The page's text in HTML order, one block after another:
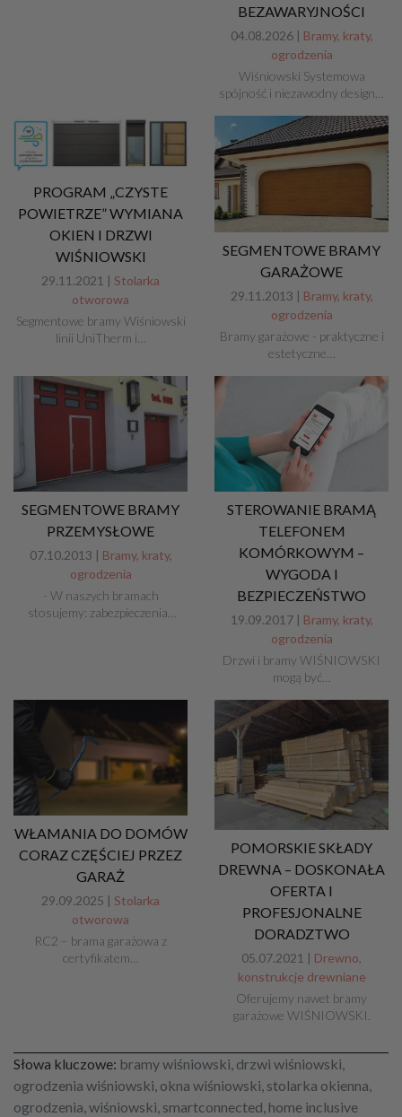
BEZAWARYJNOŚCI
04.08.2026 | Bramy, kraty,
ogrodzenia
Wiśniowski Systemowa
spójność i niezawodny design…
PROGRAM „CZYSTE
POWIETRZE” WYMIANA
OKIEN I DRZWI
WIŚNIOWSKI
29.11.2021 | Stolarka
otworowa
Segmentowe bramy Wiśniowski
linii UniTherm i…
SEGMENTOWE BRAMY
GARAŻOWE
29.11.2013 | Bramy, kraty,
ogrodzenia
Bramy garażowe - praktyczne i
estetyczne…
SEGMENTOWE BRAMY
PRZEMYSŁOWE
07.10.2013 | Bramy, kraty,
ogrodzenia
- W naszych bramach
stosujemy: zabezpieczenia…
STEROWANIE BRAMĄ
TELEFONEM
KOMÓRKOWYM –
WYGODA I
BEZPIECZEŃSTWO
19.09.2017 | Bramy, kraty,
ogrodzenia
Drzwi i bramy WIŚNIOWSKI
mogą być…
WŁAMANIA DO DOMÓW
CORAZ CZĘŚCIEJ PRZEZ
GARAŻ
29.09.2025 | Stolarka
otworowa
RC2 – brama garażowa z
certyfikatem…
POMORSKIE SKŁADY
DREWNA – DOSKONAŁA
OFERTA I
PROFESJONALNE
DORADZTWO
05.07.2021 | Drewno,
konstrukcje drewniane
Oferujemy nawet bramy
garażowe WIŚNIOWSKI.
Słowa kluczowe: bramy wiśniowski, drzwi wiśniowski,
ogrodzenia wiśniowski, okna wiśniowski, stolarka okienna,
ogrodzenia, wiśniowski, smartconnected, home inclusive